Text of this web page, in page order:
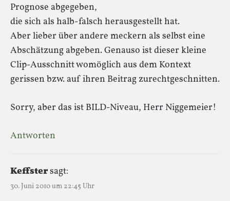
Prognose abgegeben,
die sich als halb-falsch herausgestellt hat.
Aber lieber über andere meckern als selbst eine
Abschätzung abgeben. Genauso ist dieser kleine
Clip-Ausschnitt womöglich aus dem Kontext
gerissen bzw. auf ihren Beitrag zurechtgeschnitten.
Sorry, aber das ist BILD-Niveau, Herr Niggemeier!
Antworten
Keffstersagt:
30. Juni 2010 um 22:45 Uhr